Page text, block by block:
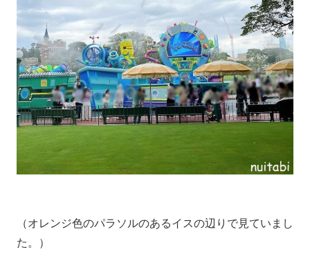
（オレンジ色のパラソルのあるイスの辺りで見ていまし
た。）